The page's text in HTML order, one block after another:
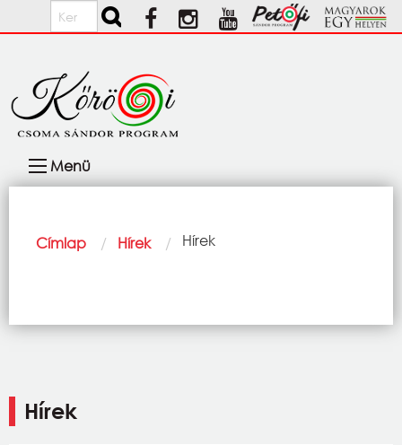
Ugrás a tartalomra
Keresés
navigáció
Menü
Morzsa
Címlap Hírek Current:
Hírek
Hírek